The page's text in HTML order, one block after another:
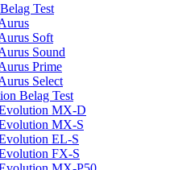
Test
Soft
Sound
Prime
Select
Belag Test
MX-D
MX-S
EL-S
FX-S